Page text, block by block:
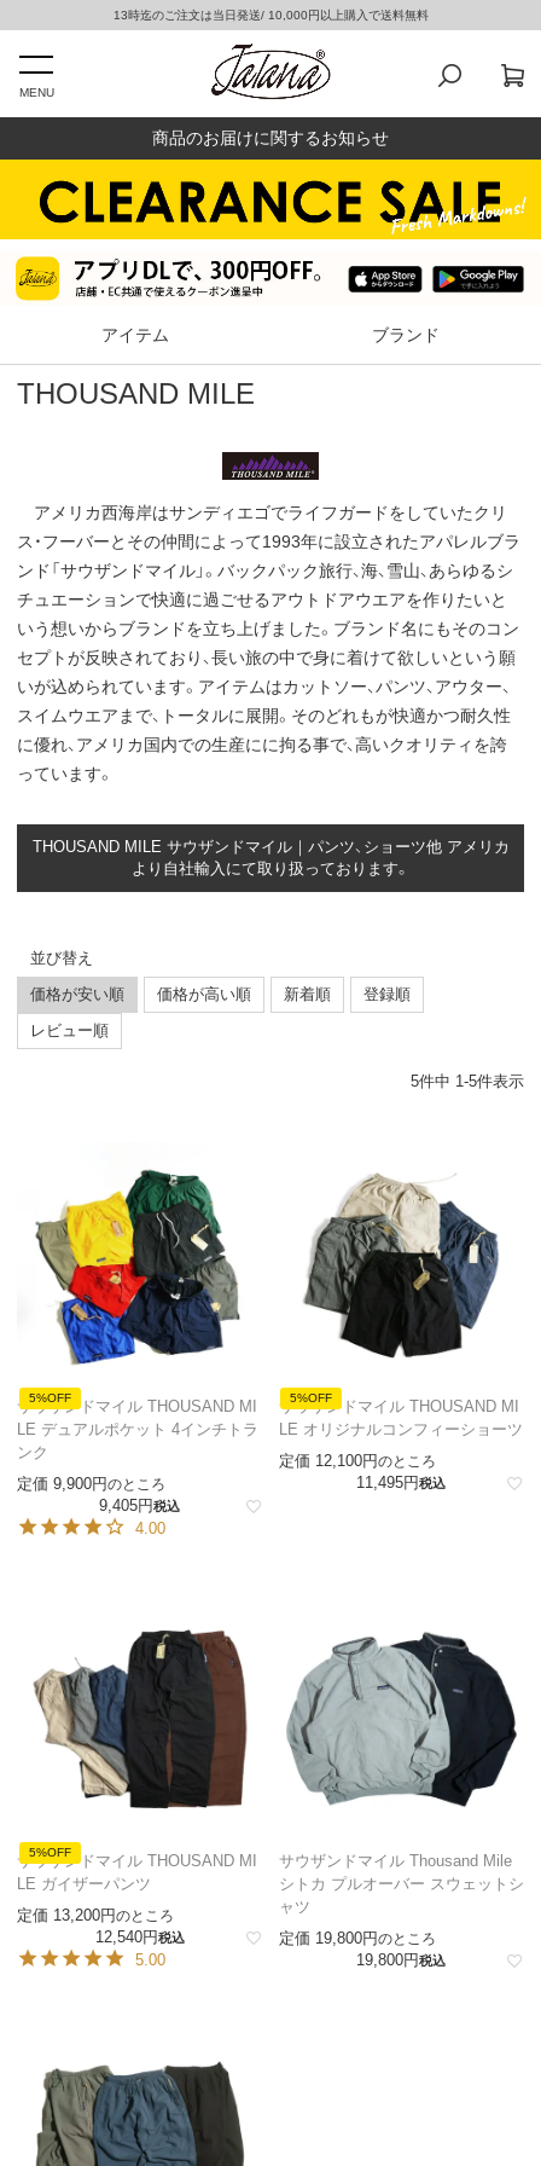
13時迄のご注文は当日発送/ 10,000円以上購入で送料無料
MENU
商品のお届けに関するお知らせ
アイテム ブランド
THOUSAND MILE
アメリカ西海岸はサンディエゴでライフガードをしていたクリ
ス・フーバーとその仲間によって1993年に設立されたアパレルブラ
ンド「サウザンドマイル」。バックパック旅行、海、雪山、あらゆるシ
チュエーションで快適に過ごせるアウトドアウエアを作りたいと
いう想いからブランドを立ち上げました。ブランド名にもそのコン
セプトが反映されており、長い旅の中で身に着けて欲しいという願
いが込められています。アイテムはカットソー、パンツ、アウター、
スイムウエアまで、トータルに展開。そのどれもが快適かつ耐久性
に優れ、アメリカ国内での生産にに拘る事で、高いクオリティを誇
っています。
THOUSAND MILE サウザンドマイル｜パンツ、ショーツ他 アメリカ
より自社輸入にて取り扱っております。
並び替え
価格が安い順
価格が高い順 新着順
登録順
レビュー順
5件中 1-5件表示
5%OFF
サウザンドマイル THOUSAND MI
LE デュアルポケット 4インチトラ
ンク
定価 9,900 のところ
9,405 税込
4.00
5%OFF
サウザンドマイル THOUSAND MI
LE オリジナルコンフィーショーツ
定価 12,100 のところ
11,495 税込
5%OFF
サウザンドマイル THOUSAND MI
LE ガイザーパンツ
定価 13,200 のところ
12,540 税込
5.00
サウザンドマイル Thousand Mile
シトカ プルオーバー スウェットシ
ャツ
定価 19,800 のところ
19,800 税込